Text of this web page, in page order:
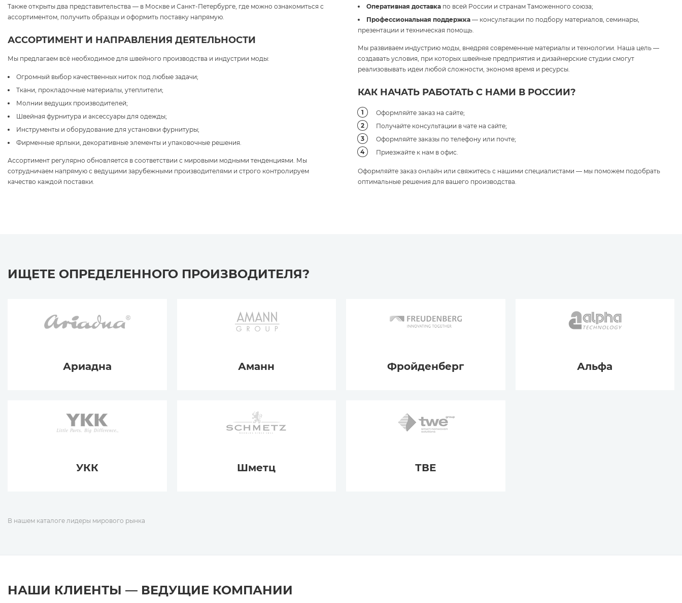
Также открыты два представительства — в Москве и Санкт-Петербурге, где можно ознакомиться с
ассортиментом, получить образцы и оформить поставку напрямую.
АССОРТИМЕНТ И НАПРАВЛЕНИЯ ДЕЯТЕЛЬНОСТИ
Мы предлагаем всё необходимое для швейного производства и индустрии моды:
Огромный выбор качественных ниток под любые задачи;
Ткани, прокладочные материалы, утеплители;
Молнии ведущих производителей;
Швейная фурнитура и аксессуары для одежды;
Инструменты и оборудование для установки фурнитуры;
Фирменные ярлыки, декоративные элементы и упаковочные решения.
Ассортимент регулярно обновляется в соответствии с мировыми модными тенденциями. Мы
сотрудничаем напрямую с ведущими зарубежными производителями и строго контролируем
качество каждой поставки.
Оперативная доставкапо всей России и странам Таможенного союза;
Профессиональная поддержка— консультации по подбору материалов, семинары,
презентации и техническая помощь.
Мы развиваем индустрию моды, внедряя современные материалы и технологии. Наша цель —
создавать условия, при которых швейные предприятия и дизайнерские студии смогут
реализовывать идеи любой сложности, экономя время и ресурсы.
КАК НАЧАТЬ РАБОТАТЬ С НАМИ В РОССИИ?
Оформляйте заказ на сайте;
Получайте консультации в чате на сайте;
Оформляйте заказы по телефону или почте;
Приезжайте к нам в офис.
Оформляйте заказ онлайн или свяжитесь с нашими специалистами — мы поможем подобрать
оптимальные решения для вашего производства.
ИЩЕТЕ ОПРЕДЕЛЕННОГО ПРОИЗВОДИТЕЛЯ?
Ариадна Аманн Фройденберг Альфа
УКК Шметц ТВЕ
В нашем каталоге лидеры мирового рынка
НАШИ КЛИЕНТЫ — ВЕДУЩИЕ КОМПАНИИ